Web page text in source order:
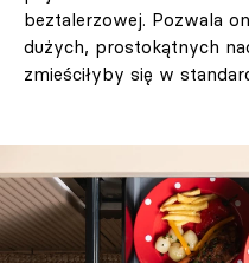
beztalerzowej. Pozwala
dużych, prostokątnych
zmieściłyby się w